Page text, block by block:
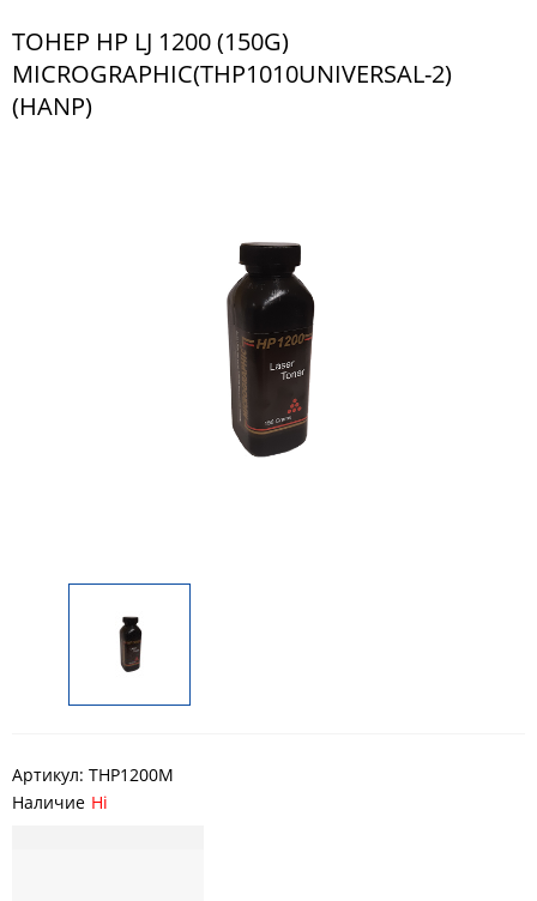
ТОНЕР HP LJ 1200 (150G)
MICROGRAPHIC(THP1010UNIVERSAL-2)
(HANP)
Артикул: THP1200M
Наличие Ні